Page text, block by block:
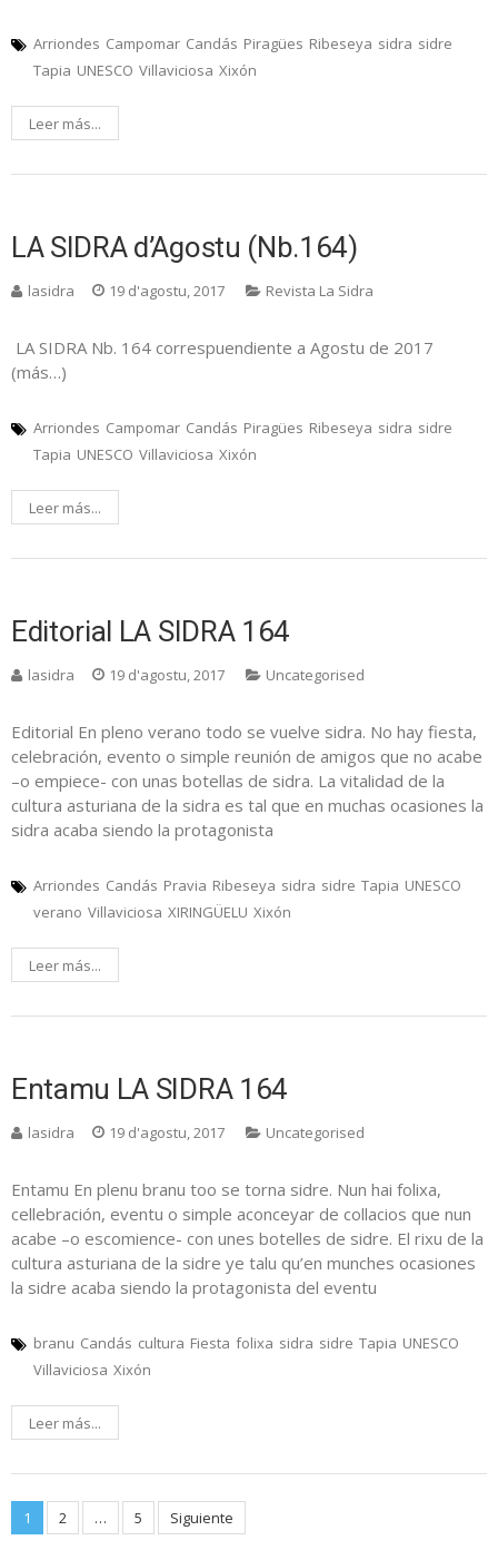
Arriondes Campomar Candás Piragües Ribeseya sidra sidre
Tapia UNESCO Villaviciosa Xixón
Leer más...
LA SIDRA d’Agostu (Nb.164)
lasidra 19 d'agostu, 2017 Revista La Sidra
LA SIDRA Nb. 164 correspuendiente a Agostu de 2017
(más…)
Arriondes Campomar Candás Piragües Ribeseya sidra sidre
Tapia UNESCO Villaviciosa Xixón
Leer más...
Editorial LA SIDRA 164
lasidra 19 d'agostu, 2017 Uncategorised
Editorial En pleno verano todo se vuelve sidra. No hay fiesta,
celebración, evento o simple reunión de amigos que no acabe
–o empiece- con unas botellas de sidra. La vitalidad de la
cultura asturiana de la sidra es tal que en muchas ocasiones la
sidra acaba siendo la protagonista
Arriondes Candás Pravia Ribeseya sidra sidre Tapia UNESCO
verano Villaviciosa XIRINGÜELU Xixón
Leer más...
Entamu LA SIDRA 164
lasidra 19 d'agostu, 2017 Uncategorised
Entamu En plenu branu too se torna sidre. Nun hai folixa,
cellebración, eventu o simple aconceyar de collacios que nun
acabe –o escomience- con unes botelles de sidre. El rixu de la
cultura asturiana de la sidre ye talu qu’en munches ocasiones
la sidre acaba siendo la protagonista del eventu
branu Candás cultura Fiesta folixa sidra sidre Tapia UNESCO
Villaviciosa Xixón
Leer más...
Posts
1 2 … 5 Siguiente